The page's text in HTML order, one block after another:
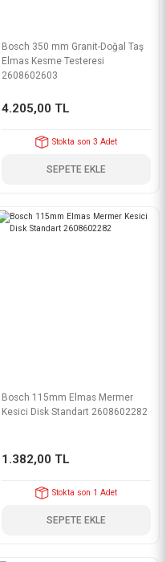
Bosch 350 mm Granit-Doğal Taş
Elmas Kesme Testeresi
2608602603
4.205,00 TL
Stokta son 3 Adet
SEPETE EKLE
Bosch 115mm Elmas Mermer
Kesici Disk Standart 2608602282
1.382,00 TL
Stokta son 1 Adet
SEPETE EKLE